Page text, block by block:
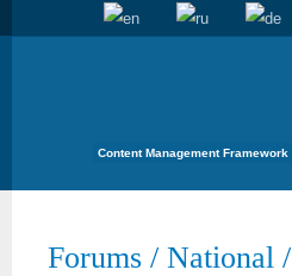
Content Management Framework
Forums / National /